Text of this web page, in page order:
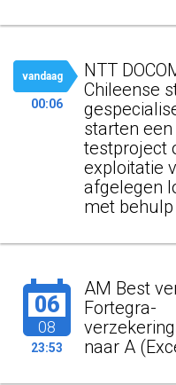
vandaag
00:06
NTT
Chileense
starten
testproject
exploitatie
afgelegen
met
06
08
23:53
AM Best
Fortegra-
naar A